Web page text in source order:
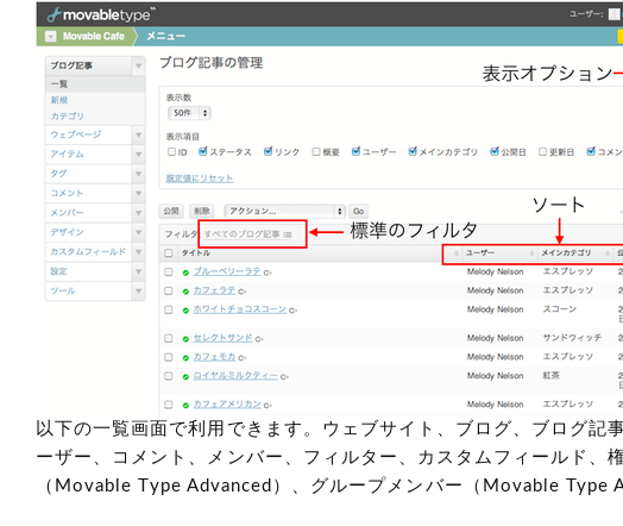
以下の一覧画面で利用できます。ウェブサイト、ブログ、ブログ
ーザー、コメント、メンバー、フィルター、カスタムフィールド
（Movable Type Advanced）、グループメンバー（Movable Type